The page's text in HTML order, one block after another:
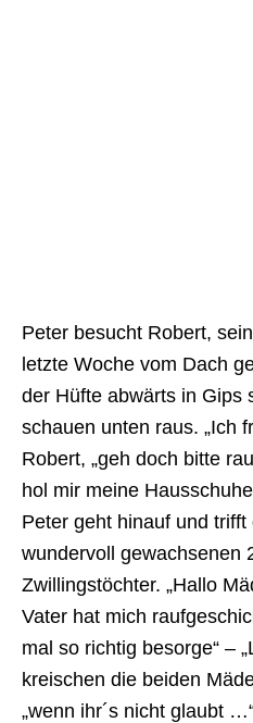
Peter besucht Robert,
letzte Woche vom Dach
der Hüfte abwärts in Gips
schauen unten raus. „Ich
Robert, „geh doch bitte
hol mir meine
Peter geht hinauf und
wundervoll gewachsenen
Zwillingstöchter. „Hallo
Vater hat mich
mal so richtig besorge“ –
kreischen die beiden
„wenn ihr´s nicht glaubt